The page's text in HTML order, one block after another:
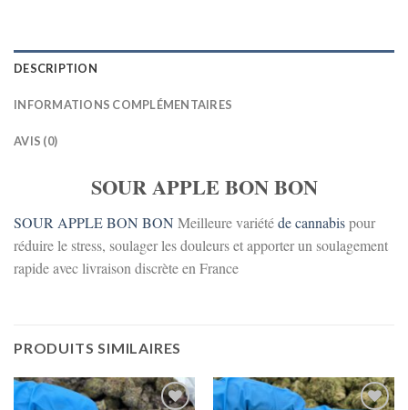
DESCRIPTION
INFORMATIONS COMPLÉMENTAIRES
AVIS (0)
SOUR APPLE BON BON
SOUR APPLE BON BON Meilleure variétédecannabispour
réduire le stress, soulager les douleurs et apporter un soulagement
rapide avec livraison discrète en France
PRODUITS SIMILAIRES